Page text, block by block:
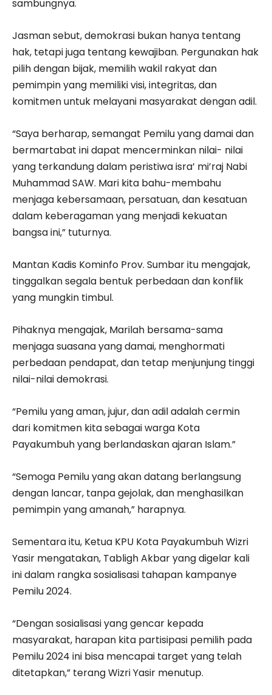
sambungnya.
Jasman sebut, demokrasi bukan hanya tentang
hak, tetapi juga tentang kewajiban. Pergunakan hak
pilih dengan bijak, memilih wakil rakyat dan
pemimpin yang memiliki visi, integritas, dan
komitmen untuk melayani masyarakat dengan adil.
“Saya berharap, semangat Pemilu yang damai dan
bermartabat ini dapat mencerminkan nilai- nilai
yang terkandung dalam peristiwa isra’ mi’raj Nabi
Muhammad SAW. Mari kita bahu-membahu
menjaga kebersamaan, persatuan, dan kesatuan
dalam keberagaman yang menjadi kekuatan
bangsa ini,” tuturnya.
Mantan Kadis Kominfo Prov. Sumbar itu mengajak,
tinggalkan segala bentuk perbedaan dan konflik
yang mungkin timbul.
Pihaknya mengajak, Marilah bersama-sama
menjaga suasana yang damai, menghormati
perbedaan pendapat, dan tetap menjunjung tinggi
nilai-nilai demokrasi.
“Pemilu yang aman, jujur, dan adil adalah cermin
dari komitmen kita sebagai warga Kota
Payakumbuh yang berlandaskan ajaran Islam.”
“Semoga Pemilu yang akan datang berlangsung
dengan lancar, tanpa gejolak, dan menghasilkan
pemimpin yang amanah,” harapnya.
Sementara itu, Ketua KPU Kota Payakumbuh Wizri
Yasir mengatakan, Tabligh Akbar yang digelar kali
ini dalam rangka sosialisasi tahapan kampanye
Pemilu 2024.
“Dengan sosialisasi yang gencar kepada
masyarakat, harapan kita partisipasi pemilih pada
Pemilu 2024 ini bisa mencapai target yang telah
ditetapkan,” terang Wizri Yasir menutup.